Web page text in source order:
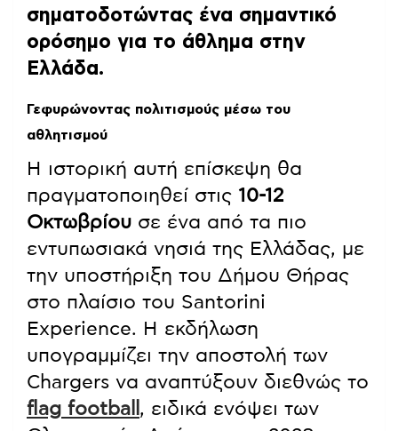
σηματοδοτώντας ένα σημαντικό
ορόσημο για το άθλημα στην
Ελλάδα.
Γεφυρώνοντας πολιτισμούς μέσω του
αθλητισμού
Η ιστορική αυτή επίσκεψη θα
πραγματοποιηθεί στις 10-12
Οκτωβρίου σε ένα από τα πιο
εντυπωσιακά νησιά της Ελλάδας, με
την υποστήριξη του Δήμου Θήρας
στο πλαίσιο του Santorini
Experience. Η εκδήλωση
υπογραμμίζει την αποστολή των
Chargers να αναπτύξουν διεθνώς το
flag football , ειδικά ενόψει των